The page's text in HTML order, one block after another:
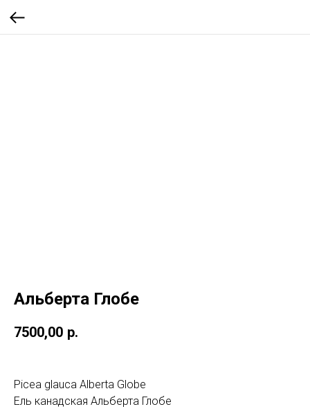
Альберта Глобе
7500,00 р.
Picea glauca Alberta Globe
Ель канадская Альберта Глобе